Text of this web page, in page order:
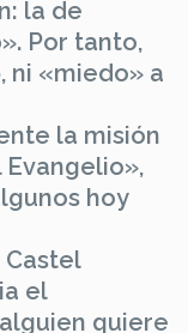
la de
Por tanto,
ni «miedo» a
la misión
hoy
el
quiere